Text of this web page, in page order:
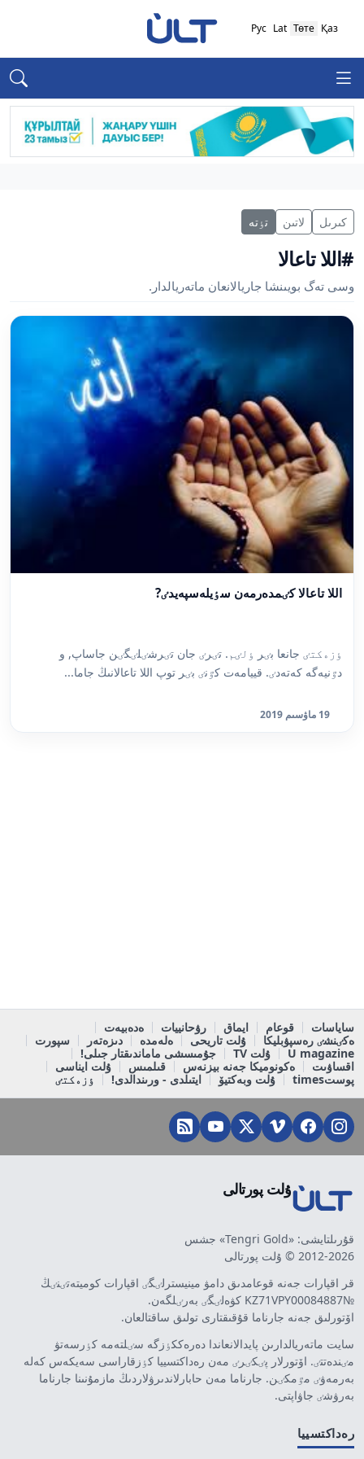
Қаз
Төте
Lat
Рус
كىرىل لاتىن تٶتە
#اللا تاعالا
وسى تەگ بويىنشا جاريالانعان ماتەريالدار.
اللا تاعالا كٸمدەرمەن سٶيلەسپەيدٸ?
ٶزەكتٸ جانعا بٸر ٶلٸم. تٸرٸ جان تٸرشٸلٸگٸن جاساپ, و
دٷنيەگە كەتەدٸ. قييامەت كٷنٸ بٸر توپ اللا تاعالانىڭ جاما...
19 ماۋسىم 2019
ساياسات قوعام ايماق رۋحانييات
ەدەبيەت
ەكٸنشٸ رەسپۋبليكا
ۇلت تاريحى ەلەمدە دىزەتەر
سپورت
U magazine
ۇلت TV
جۇمىسشى ماماندىقتار جىلى!
اقساۋىت
ەكونوميكا جەنە بيزنەس قىلمىس
ۇلت ايناسى
پوستtimes
ۇلت وبەكتيۆ ايتىلدى - ورىندالدى! ٶزەكتٸ
ۇلت پورتالى
قۇرىلتايشى: «Tengri Gold» جشس
2012-2026 © ۇلت پورتالى
قر اقپارات جەنە قوعامدىق دامۋ مينيسترلٸگٸ اقپارات كوميتەتٸنٸڭ
№KZ71VPY00084887 كۋەلٸگٸ بەرٸلگەن.
اۆتورلىق جەنە جارناما قۇقىقتارى تولىق ساقتالعان.
سايت ماتەريالدارىن پايدالانعاندا دەرەككٶزگە سٸلتەمە كٶرسەتۋ
مٸندەتتٸ. اۆتورلار پٸكٸرٸ مەن رەداكتسييا كٶزقاراسى سەيكەس كەلە
بەرمەۋٸ مٷمكٸن. جارناما مەن حابارلاندىرۋلاردىڭ مازمۇنىنا جارناما
بەرۋشٸ جاۋاپتى.
رەداكتسييا